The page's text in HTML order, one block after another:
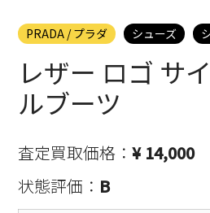
PRADA / プラダ シューズ
レザー ロゴ サ
ルブーツ
査定買取価格：¥ 14,000
状態評価： B